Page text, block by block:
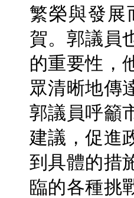
繁榮與發展
賀。郭議員
的重要性，
眾清晰地傳
郭議員呼籲
建議，促進
到具體的措
臨的各種挑